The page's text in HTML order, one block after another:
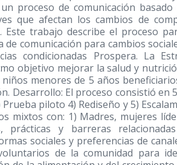
proceso de comunicación
que afectan los cambios de
Este trabajo describe el proceso
de comunicación para cambios
condicionadas Prospera. La
objetivo mejorar la salud y
menores de 5 años
Desarrollo: El proceso consistió en
piloto 4) Rediseño y 5)
mixtos con: 1) Madres, mujeres
prácticas y barreras
sociales y preferencias de
de la comunidad para